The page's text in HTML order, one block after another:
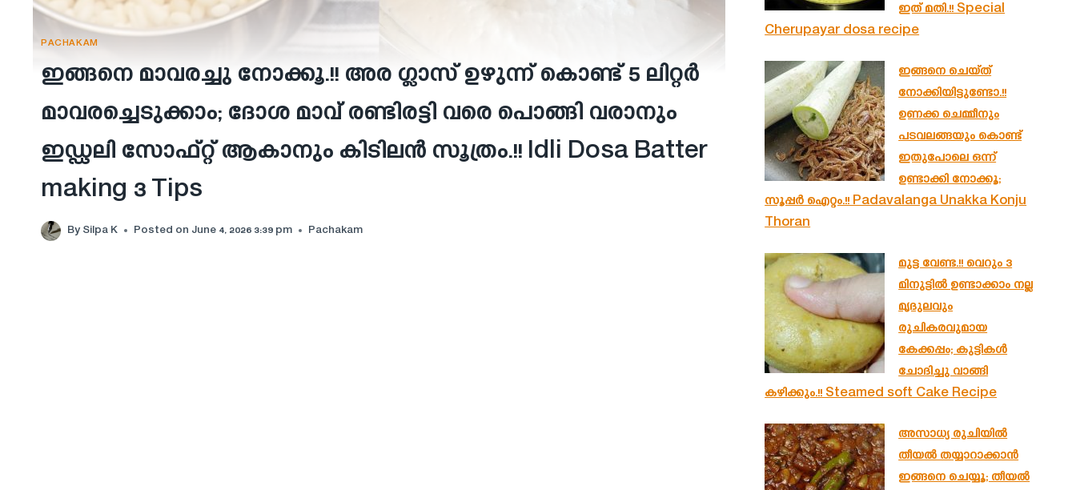
PACHAKAM
ഇങ്ങനെ മാവരച്ചു നോക്കൂ.!! അര ഗ്ലാസ് ഉഴുന്ന് കൊണ്ട് 5 ലിറ്റർ
മാവരച്ചെടുക്കാം; ദോശ മാവ് രണ്ടിരട്ടി വരെ പൊങ്ങി വരാനും
ഇഡ്ഡലി സോഫ്റ്റ് ആകാനും കിടിലൻ സൂത്രം.!! Idli Dosa Batter
making 3 Tips
By Silpa K Posted on June 4, 2026 3:39 pm Pachakam
ഇത് മതി.!! Special
Cherupayar dosa recipe
ഇങ്ങനെ ചെയ്ത്
നോക്കിയിട്ടുണ്ടോ.!!
ഉണക്ക ചെമ്മീനും
പടവലങ്ങയും കൊണ്ട്
ഇതുപോലെ ഒന്ന്
ഉണ്ടാക്കി നോക്കൂ;
സൂപ്പർ ഐറ്റം.!! Padavalanga Unakka Konju
Thoran
മുട്ട വേണ്ട.!! വെറും 3
മിനുട്ടിൽ ഉണ്ടാക്കാം നല്ല
മൃദുലവും
രുചികരവുമായ
കേക്കപ്പം; കുട്ടികൾ
ചോദിച്ചു വാങ്ങി
കഴിക്കും.!! Steamed soft Cake Recipe
അസാധ്യ രുചിയിൽ
തീയൽ തയ്യാറാക്കാൻ
ഇങ്ങനെ ചെയ്യൂ; തീയൽ